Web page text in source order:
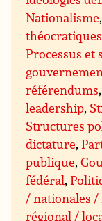
Nationalisme
Processus
référendums
leadership,
Structures
dictature,
publique,
fédéral,
/ nationales /
régional /